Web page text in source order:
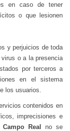
en caso de tener
o que lesionen
y perjuicios de toda
o a la presencia
por terceros a
en el sistema
los usuarios.
contenidos en
imprecisiones e
Real
no se